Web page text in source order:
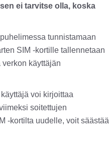
ei tarvitse olla, koska
tunnistamaan
SIM -kortille tallennetaan
käyttäjän
voi kirjoittaa
soitettujen
-kortilta uudelle, voit säästää